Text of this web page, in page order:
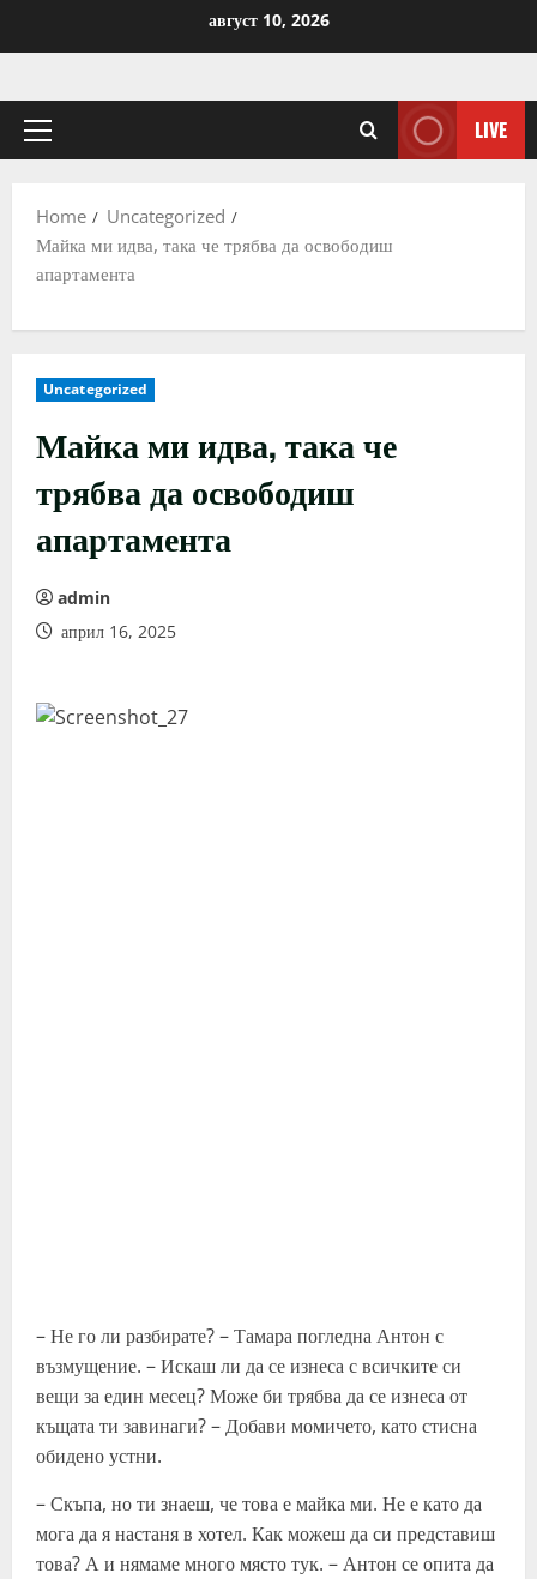
август 10, 2026
Primary
LIVE
Home
Uncategorized
Майка ми идва, така че трябва да освободиш
апартамента
Uncategorized
Майка ми идва, така че
трябва да освободиш
апартамента
admin
април 16, 2025
– Не го ли разбирате? – Тамара погледна Антон с
възмущение. – Искаш ли да се изнеса с всичките си
вещи за един месец? Може би трябва да се изнеса от
къщата ти завинаги? – Добави момичето, като стисна
обидено устни.
– Скъпа, но ти знаеш, че това е майка ми. Не е като да
мога да я настаня в хотел. Как можеш да си представиш
това? А и нямаме много място тук. – Антон се опита да